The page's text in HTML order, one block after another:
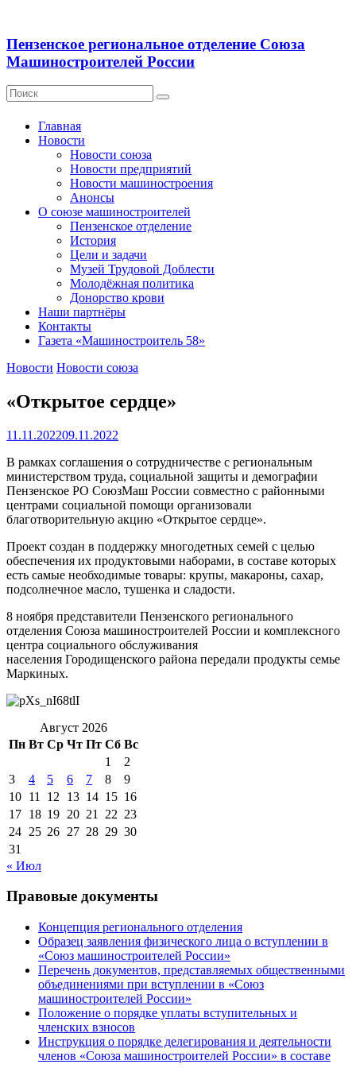
Пензенское региональное отделение Союза
Машиностроителей России
Главная
Новости
Новости союза
Новости предприятий
Новости машиностроения
Анонсы
О союзе машиностроителей
Пензенское отделение
История
Цели и задачи
Музей Трудовой Доблести
Молодёжная политика
Донорство крови
Наши партнёры
Контакты
Газета «Машиностроитель 58»
Новости Новости союза
«Открытое сердце»
11.11.202209.11.2022
В рамках соглашения о сотрудничестве с региональным
министерством труда, социальной защиты и демографии
Пензенское РО СоюзМаш России совместно с районными
центрами социальной помощи организовали
благотворительную акцию «Открытое сердце».
Проект создан в поддержку многодетных семей с целью
обеспечения их продуктовыми наборами, в составе которых
есть самые необходимые товары: крупы, макароны, сахар,
подсолнечное масло, тушенка и сладости.
8 ноября представители Пензенского регионального
отделения Союза машиностроителей России и комплексного
центра социального обслуживания
населения Городищенского района передали продукты семье
Маркиных.
Август 2026
Пн Вт Ср Чт Пт Сб Вс
1
2
3
4 5 6 7 8
9
10 11 12 13 14 15 16
17 18 19 20 21 22 23
24 25 26 27 28 29 30
31
« Июл
Правовые документы
Концепция регионального отделения
Образец заявления физического лица о вступлении в
«Союз машиностроителей России»
Перечень документов, представляемых общественными
объединениями при вступлении в «Союз
машиностроителей России»
Положение о порядке уплаты вступительных и
членских взносов
Инструкция о порядке делегирования и деятельности
членов «Союза машиностроителей России» в составе